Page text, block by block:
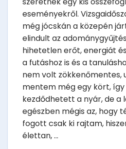
eseményekről.
még jócskán a közepén
elindult az
hihetetlen erőt, energiát
a futáshoz is és a
nem volt zökkenőmentes,
mentem még egy kört, így
kezdődhetett a nyár, de a
egészben mégis az, hogy
fogott csak ki rajtam,
élettan, ...